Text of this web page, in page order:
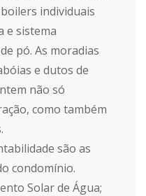
individuais
e sistema
pó. As moradias
e dutos de
não só
como também
são as
condomínio.
Solar de Água;